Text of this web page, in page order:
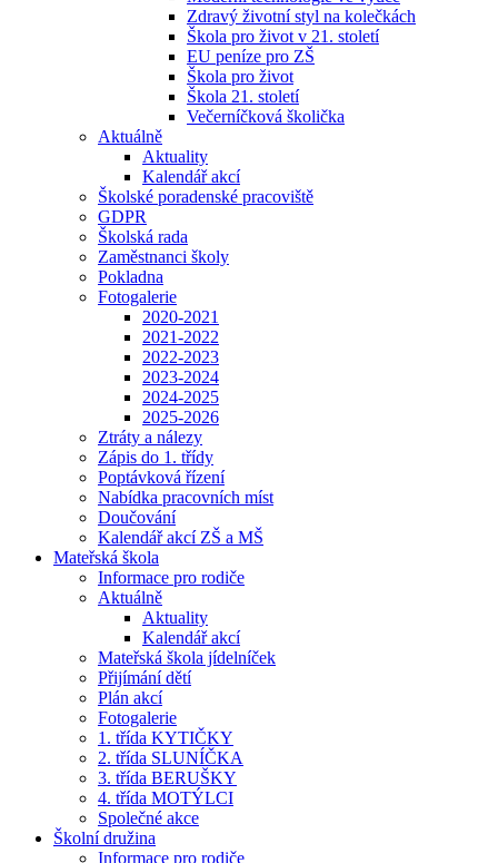
Zdravý životní styl na kolečkách
Škola pro život v 21. století
EU peníze pro ZŠ
Škola pro život
Škola 21. století
Večerníčková školička
Aktuálně
Aktuality
Kalendář akcí
Školské poradenské pracoviště
GDPR
Školská rada
Zaměstnanci školy
Pokladna
Fotogalerie
2020-2021
2021-2022
2022-2023
2023-2024
2024-2025
2025-2026
Ztráty a nálezy
Zápis do 1. třídy
Poptávková řízení
Nabídka pracovních míst
Doučování
Kalendář akcí ZŠ a MŠ
Mateřská škola
Informace pro rodiče
Aktuálně
Aktuality
Kalendář akcí
Mateřská škola jídelníček
Přijímání dětí
Plán akcí
Fotogalerie
1. třída KYTIČKY
2. třída SLUNÍČKA
3. třída BERUŠKY
4. třída MOTÝLCI
Společné akce
Školní družina
Informace pro rodiče